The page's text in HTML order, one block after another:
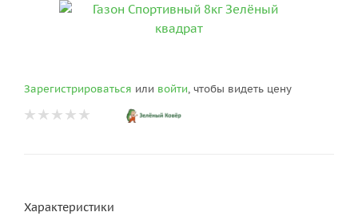
Зарегистрироваться или войти, чтобы видеть цену
Характеристики